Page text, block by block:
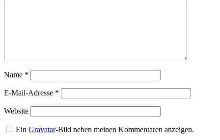
Name *
E-Mail-Adresse *
Website
EinGravatar-Bild neben meinen Kommentaren anzeigen.